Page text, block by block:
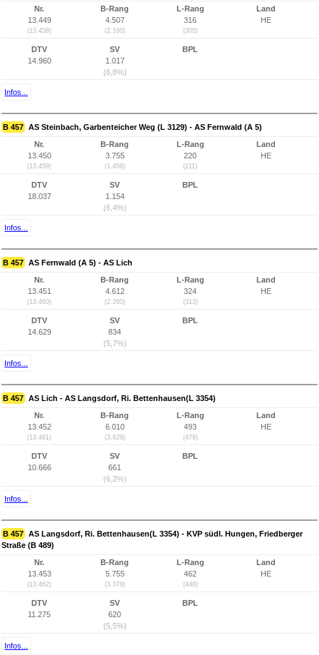
Nr.
13.449
(13.458)
B-Rang
4.507
(2.160)
L-Rang
316
(305)
Land
HE
DTV
14.960
SV
1.017
(6,8%)
BPL
Infos...
B 457 AS Steinbach, Garbenteicher Weg (L 3129) - AS Fernwald (A 5)
Nr.
13.450
(13.459)
B-Rang
3.755
(1.456)
L-Rang
220
(211)
Land
HE
DTV
18.037
SV
1.154
(6,4%)
BPL
Infos...
B 457 AS Fernwald (A 5) - AS Lich
Nr.
13.451
(13.460)
B-Rang
4.612
(2.260)
L-Rang
324
(313)
Land
HE
DTV
14.629
SV
834
(5,7%)
BPL
Infos...
B 457 AS Lich - AS Langsdorf, Ri. Bettenhausen(L 3354)
Nr.
13.452
(13.461)
B-Rang
6.010
(3.629)
L-Rang
493
(479)
Land
HE
DTV
10.666
SV
661
(6,2%)
BPL
Infos...
B 457 AS Langsdorf, Ri. Bettenhausen(L 3354) - KVP südl. Hungen, Friedberger
Straße (B 489)
Nr.
13.453
(13.462)
B-Rang
5.755
(3.378)
L-Rang
462
(448)
Land
HE
DTV
11.275
SV
620
(5,5%)
BPL
Infos...